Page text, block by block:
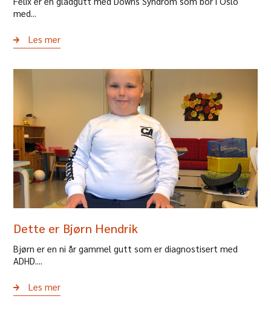
med...
Les mer
Dette er Bjørn Hendrik
Bjørn er en ni år gammel gutt som er diagnostisert med
ADHD....
Les mer